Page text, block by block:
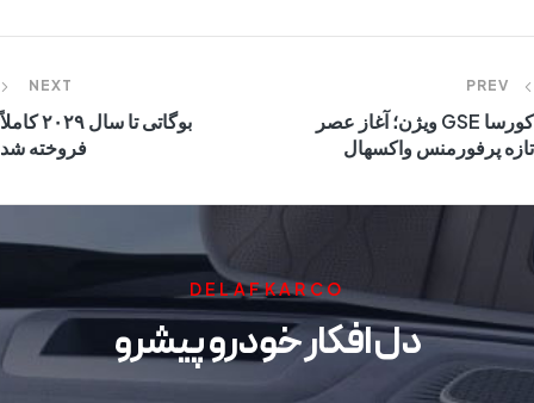
PREV
کورسا GSE ویژن؛ آغاز عصر
تازه پرفورمنس واکسهال
NEXT
بوگاتی تا سال ۲۰۲۹ کاملاً
فروخته شد
DELAFKARCO
دل افکار خودرو پیشرو